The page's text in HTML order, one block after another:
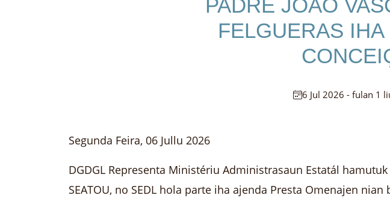
PADRE JOÃO
FELGUERAS
6 Jul 2026 - fulan 1
Segunda Feira, 06 Jullu 2026
DGDGL Representa Ministériu Administrasaun Estatál
SEATOU, no SEDL hola parte iha ajenda Presta Omenajen